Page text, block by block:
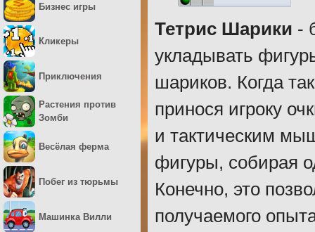
Тетрис Шарики -
укладывать
шариков. Когда
принося игроку
и тактическим
фигуры, собирая
Конечно, это
получаемого
Бизнес игры
Кликеры
Приключения
Растения против
Зомби
Весёлая ферма
Побег из тюрьмы
Машинка Вилли